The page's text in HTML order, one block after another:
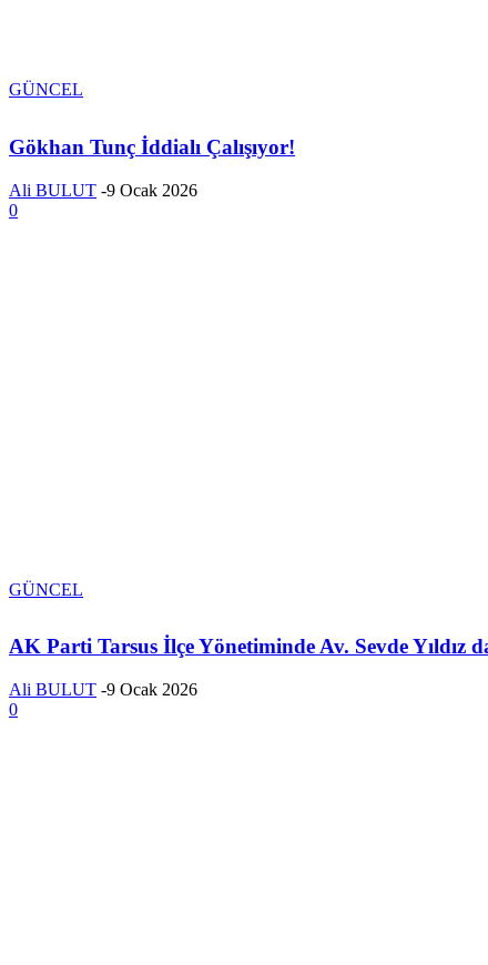
GÜNCEL
Gökhan Tunç İddialı Çalışıyor!
Ali BULUT -9 Ocak 2026
0
GÜNCEL
AK Parti Tarsus İlçe Yönetiminde Av. Sevde Yıldız
Ali BULUT -9 Ocak 2026
0